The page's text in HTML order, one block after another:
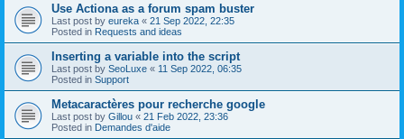
Use Actiona as a forum spam buster
Last post by eureka « 21 Sep 2022, 22:35
Posted in Requests and ideas
Inserting a variable into the script
Last post by SeoLuxe « 11 Sep 2022, 06:35
Posted in Support
Metacaractères pour recherche google
Last post by Gillou « 21 Feb 2022, 23:36
Posted in Demandes d'aide